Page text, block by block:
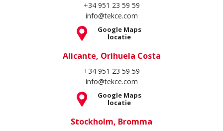
+34 951 23 59 59
info@tekce.com
Google Maps
locatie
Alicante, Orihuela Costa
+34 951 23 59 59
info@tekce.com
Google Maps
locatie
Stockholm, Bromma